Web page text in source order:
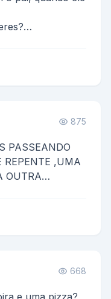
875
PASSEANDO
REPENTE ,UMA
OUTRA
668
e uma pizza?